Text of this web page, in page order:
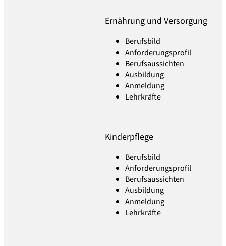
Ernährung und Versorgung
Berufsbild
Anforderungsprofil
Berufsaussichten
Ausbildung
Anmeldung
Lehrkräfte
Kinderpflege
Berufsbild
Anforderungsprofil
Berufsaussichten
Ausbildung
Anmeldung
Lehrkräfte